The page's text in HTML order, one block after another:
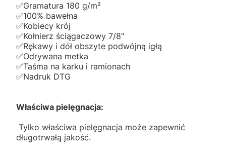
✅️Gramatura 180 g/m²
✅️100% bawełna
✅️Kobiecy krój
✅️Kołnierz ściągaczowy 7/8"
✅️Rękawy i dół obszyte podwójną igłą
✅️Odrywana metka
✅️Taśma na karku i ramionach
✅️Nadruk DTG
Właściwa pielęgnacja:
Tylko właściwa pielęgnacja może zapewnić
długotrwałą jakość.